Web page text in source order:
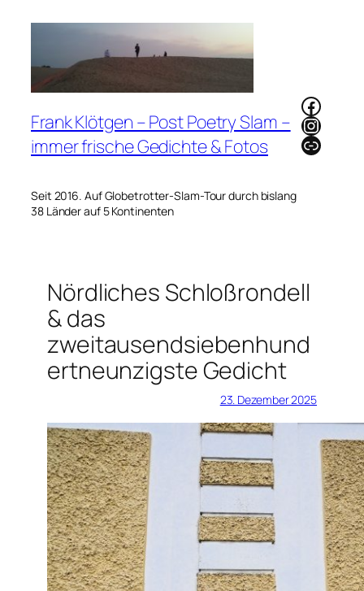
Frank Klötgen – Post Poetry Slam –
immer frische Gedichte & Fotos
Seit 2016. Auf Globetrotter-Slam-Tour durch bislang
38 Länder auf 5 Kontinenten
Link
Nördliches Schloßrondell
& das
zweitausendsiebenhund
ertneunzigste Gedicht
23. Dezember 2025